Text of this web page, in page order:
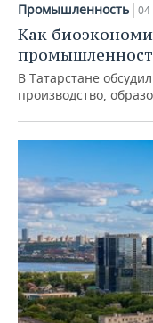
Промышленность 04
Как
В Татарстане
производство,